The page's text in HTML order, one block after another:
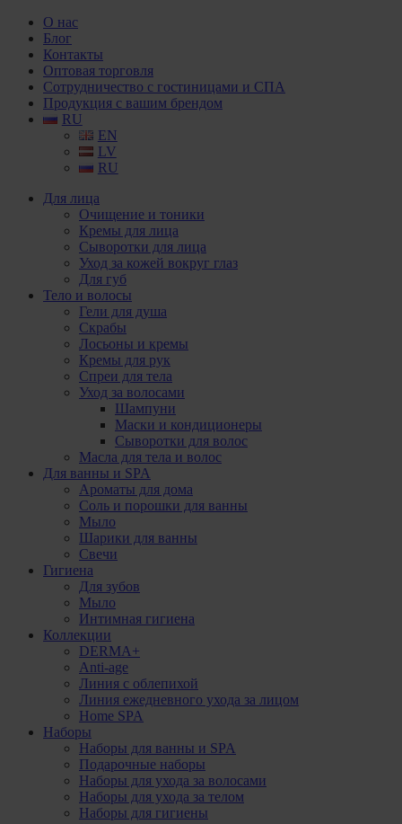
О нас
Блог
Контакты
Оптовая торговля
Сотрудничество с гостиницами и СПА
Продукция с вашим брендом
RU
EN
LV
RU
Для лица
Очищение и тоники
Кремы для лица
Сыворотки для лица
Уход за кожей вокруг глаз
Для губ
Тело и волосы
Гели для душа
Скрабы
Лосьоны и кремы
Кремы для рук
Спреи для тела
Уход за волосами
Шампуни
Маски и кондиционеры
Сыворотки для волос
Масла для тела и волос
Для ванны и SPA
Ароматы для дома
Соль и порошки для ванны
Мыло
Шарики для ванны
Свечи
Гигиена
Для зубов
Мыло
Интимная гигиена
Коллекции
DERMA+
Anti-age
Линия с облепихой
Линия ежедневного ухода за лицом
Home SPA
Наборы
Наборы для ванны и SPA
Подарочные наборы
Наборы для ухода за волосами
Наборы для ухода за телом
Наборы для гигиены